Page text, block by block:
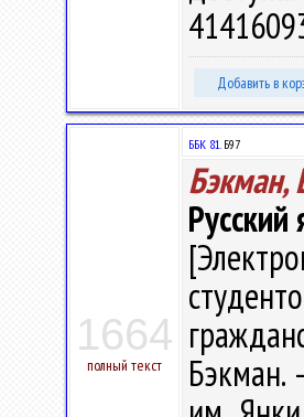
Добавить в
1664
полный текст
ББК 81.Б97
Бэкман,
Бэкман.